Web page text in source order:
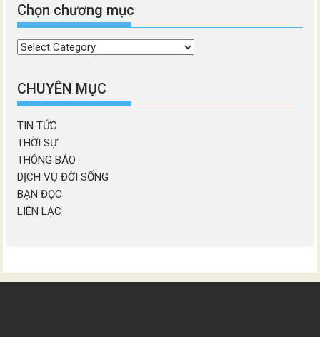
Chọn chương mục
Chọn
mục
CHUYÊN MỤC
TIN TỨC
THỜI SỰ
THÔNG BÁO
DỊCH VỤ ĐỜI SỐNG
BẠN ĐỌC
LIÊN LẠC